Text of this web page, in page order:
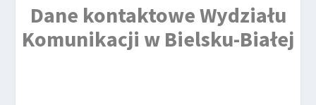
Dane kontaktowe Wydziału
Komunikacji w Bielsku-Białej